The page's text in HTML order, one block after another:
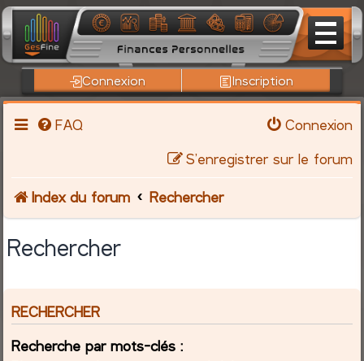
Connexion Inscription
FAQ
Connexion
S’enregistrer sur le forum
Index du forum Rechercher
Rechercher
RECHERCHER
Recherche par mots-clés :